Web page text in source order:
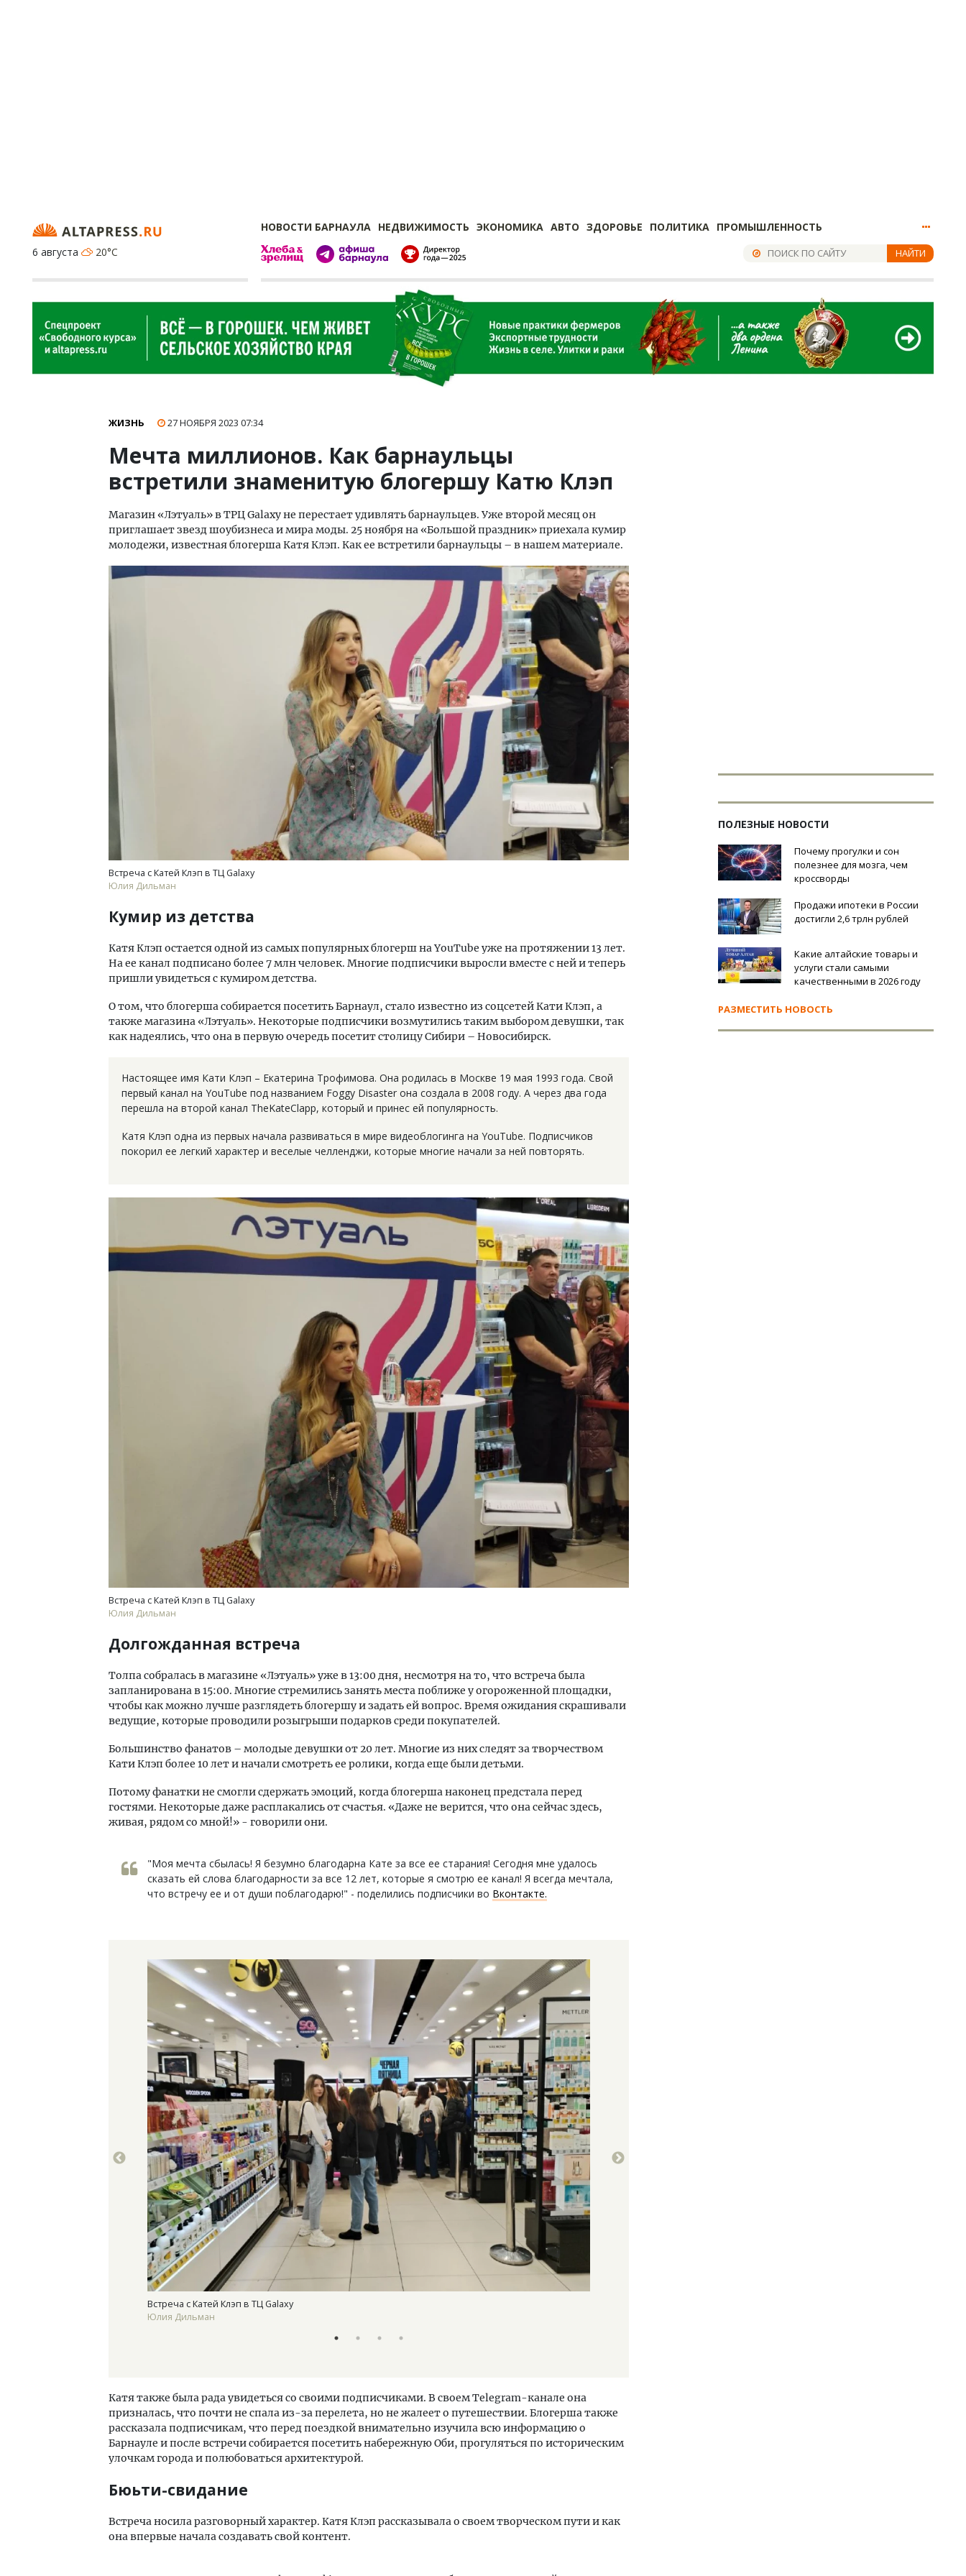
НОВОСТИ БАРНАУЛА НЕДВИЖИМОСТЬ ЭКОНОМИКА АВТО ЗДОРОВЬЕ ПОЛИТИКА ПРОМЫШЛЕННОСТЬ
6 августа
20°C НАЙТИ
ЖИЗНЬ 27 НОЯБРЯ 2023 07:34
Мечта миллионов. Как барнаульцы
встретили знаменитую блогершу Катю Клэп
Магазин «Лэтуаль» в ТРЦ Galaxy не перестает удивлять барнаульцев. Уже второй месяц он
приглашает звезд шоубизнеса и мира моды. 25 ноября на «Большой праздник» приехала кумир
молодежи, известная блогерша Катя Клэп. Как ее встретили барнаульцы – в нашем материале.
Встреча с Катей Клэп в ТЦ Galaxy
Юлия Дильман
Кумир из детства
Катя Клэп остается одной из самых популярных блогерш на YouTube уже на протяжении 13 лет.
На ее канал подписано более 7 млн человек. Многие подписчики выросли вместе с ней и теперь
пришли увидеться с кумиром детства.
О том, что блогерша собирается посетить Барнаул, стало известно из соцсетей Кати Клэп, а
также магазина «Лэтуаль». Некоторые подписчики возмутились таким выбором девушки, так
как надеялись, что она в первую очередь посетит столицу Сибири – Новосибирск.
Настоящее имя Кати Клэп – Екатерина Трофимова. Она родилась в Москве 19 мая 1993 года. Свой
первый канал на YouTube под названием Foggy Disaster она создала в 2008 году. А через два года
перешла на второй канал TheKateClapp, который и принес ей популярность.
Катя Клэп одна из первых начала развиваться в мире видеоблогинга на YouTube. Подписчиков
покорил ее легкий характер и веселые челленджи, которые многие начали за ней повторять.
Встреча с Катей Клэп в ТЦ Galaxy
Юлия Дильман
Долгожданная встреча
Толпа собралась в магазине «Лэтуаль» уже в 13:00 дня, несмотря на то, что встреча была
запланирована в 15:00. Многие стремились занять места поближе у огороженной площадки,
чтобы как можно лучше разглядеть блогершу и задать ей вопрос. Время ожидания скрашивали
ведущие, которые проводили розыгрыши подарков среди покупателей.
Большинство фанатов – молодые девушки от 20 лет. Многие из них следят за творчеством
Кати Клэп более 10 лет и начали смотреть ее ролики, когда еще были детьми.
Потому фанатки не смогли сдержать эмоций, когда блогерша наконец предстала перед
гостями. Некоторые даже расплакались от счастья. «Даже не верится, что она сейчас здесь,
живая, рядом со мной!» - говорили они.
"Моя мечта сбылась! Я безумно благодарна Кате за все ее старания! Сегодня мне удалось
сказать ей слова благодарности за все 12 лет, которые я смотрю ее канал! Я всегда мечтала,
что встречу ее и от души поблагодарю!" - поделились подписчики во Вконтакте.
Встреча с Катей Клэп в ТЦ Galaxy
Юлия Дильман
Катя также была рада увидеться со своими подписчиками. В своем Telegram-канале она
призналась, что почти не спала из-за перелета, но не жалеет о путешествии. Блогерша также
рассказала подписчикам, что перед поездкой внимательно изучила всю информацию о
Барнауле и после встречи собирается посетить набережную Оби, прогуляться по историческим
улочкам города и полюбоваться архитектурой.
Бюьти-свидание
Встреча носила разговорный характер. Катя Клэп рассказывала о своем творческом пути и как
она впервые начала создавать свой контент.
ПОЛЕЗНЫЕ НОВОСТИ
Почему прогулки и сон
полезнее для мозга, чем
кроссворды
Продажи ипотеки в России
достигли 2,6 трлн рублей
Какие алтайские товары и
услуги стали самыми
качественными в 2026 году
РАЗМЕСТИТЬ НОВОСТЬ